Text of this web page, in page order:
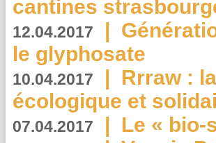
cantines
12.04.2017 |
le glyphosate
10.04.2017 | Rrraw :
écologique et
07.04.2017 | Le « bio-